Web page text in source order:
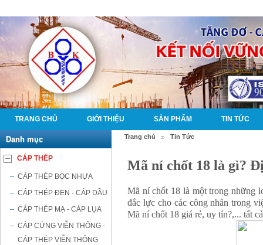
TRANG CHỦ GIỚI THIỆU SẢN PHẨM TIN TỨC
Trang chủ Tin Tức
Mã ní chốt 18 là gì?
Mã ní chốt 18 là một trong những
đắc lực cho các công nhân trong
Mã ní chốt 18 giá rẻ, uy tín?,... tất
Danh mục
CÁP THÉP
CÁP THÉP BỌC NHỰA
CÁP THÉP ĐEN - CÁP DẦU
CÁP THÉP MẠ - CÁP LỤA
CÁP CỨNG VIỄN THÔNG -
CÁP THÉP VIỄN THÔNG